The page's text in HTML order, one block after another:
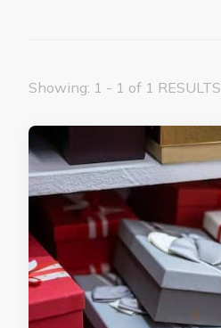
Showing: 1 - 1 of 1 RESULTS